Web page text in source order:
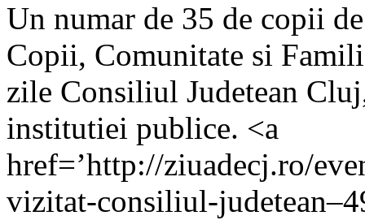
Un numar de 35 de copii
Copii, Comunitate si
zile Consiliul Judetean
institutiei publice. <a
href=’http://ziuadecj.ro/
vizitat-consiliul-